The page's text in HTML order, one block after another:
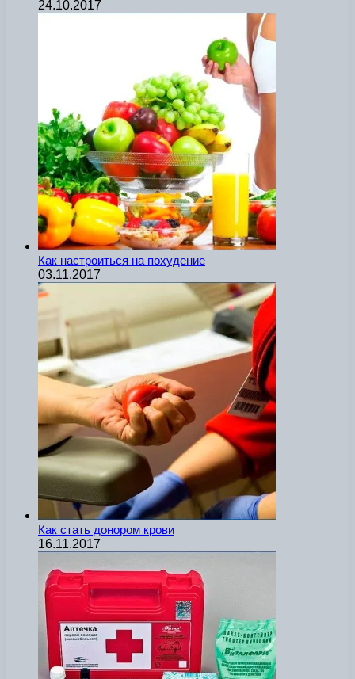
24.10.2017
Как настроиться на похудение
03.11.2017
Как стать донором крови
16.11.2017